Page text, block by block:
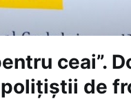
ceai”.
de